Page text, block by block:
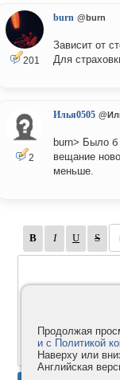
201
burn @burn
Зависит от
Для
2
Илья0505
burn> Было б
вещание
меньше.
Продолжая
и с Политикой
Наверху или
Английская